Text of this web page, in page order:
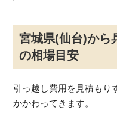
宮城県(仙台)から
の相場目安
引っ越し費用を見積もり
かかわってきます。